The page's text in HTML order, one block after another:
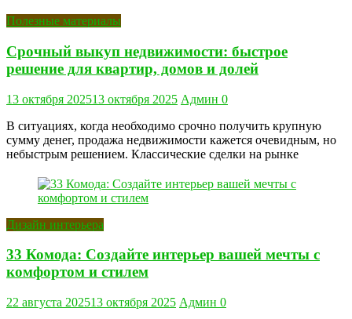
Полезные материалы
Срочный выкуп недвижимости: быстрое
решение для квартир, домов и долей
13 октября 202513 октября 2025 Админ 0
В ситуациях, когда необходимо срочно получить крупную
сумму денег, продажа недвижимости кажется очевидным, но
небыстрым решением. Классические сделки на рынке
Дизайн интерьера
33 Комода: Создайте интерьер вашей мечты с
комфортом и стилем
22 августа 202513 октября 2025 Админ 0